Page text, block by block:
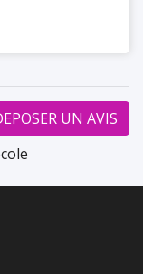
UN AVIS